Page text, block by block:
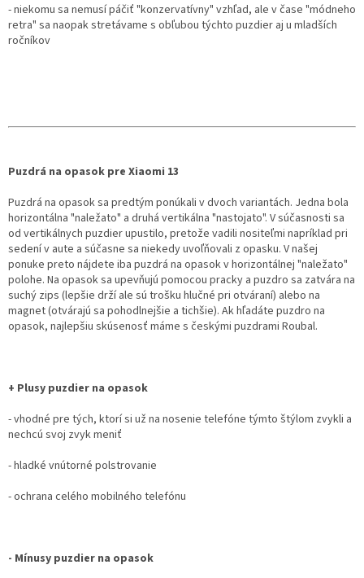
- niekomu sa nemusí páčiť "konzervatívny" vzhľad, ale v čase "módneho
retra" sa naopak stretávame s obľubou týchto puzdier aj u mladších
ročníkov
Puzdrá na opasok pre Xiaomi 13
Puzdrá na opasok sa predtým ponúkali v dvoch variantách. Jedna bola
horizontálna "naležato" a druhá vertikálna "nastojato". V súčasnosti sa
od vertikálnych puzdier upustilo, pretože vadili nositeľmi napríklad pri
sedení v aute a súčasne sa niekedy uvoľňovali z opasku. V našej
ponuke preto nájdete iba puzdrá na opasok v horizontálnej "naležato"
polohe. Na opasok sa upevňujú pomocou pracky a puzdro sa zatvára na
suchý zips (lepšie drží ale sú trošku hlučné pri otváraní) alebo na
magnet (otvárajú sa pohodlnejšie a tichšie). Ak hľadáte puzdro na
opasok, najlepšiu skúsenosť máme s českými puzdrami Roubal.
+ Plusy puzdier na opasok
- vhodné pre tých, ktorí si už na nosenie telefóne týmto štýlom zvykli a
nechcú svoj zvyk meniť
- hladké vnútorné polstrovanie
- ochrana celého mobilného telefónu
- Mínusy puzdier na opasok